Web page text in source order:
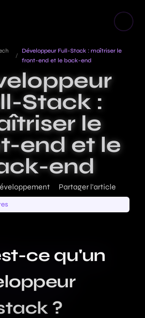
/
Développeur Full-Stack : maîtriser le
front-end et le back-end
Stack :
le
end et le
end
Partager l'article
ce qu'un
?